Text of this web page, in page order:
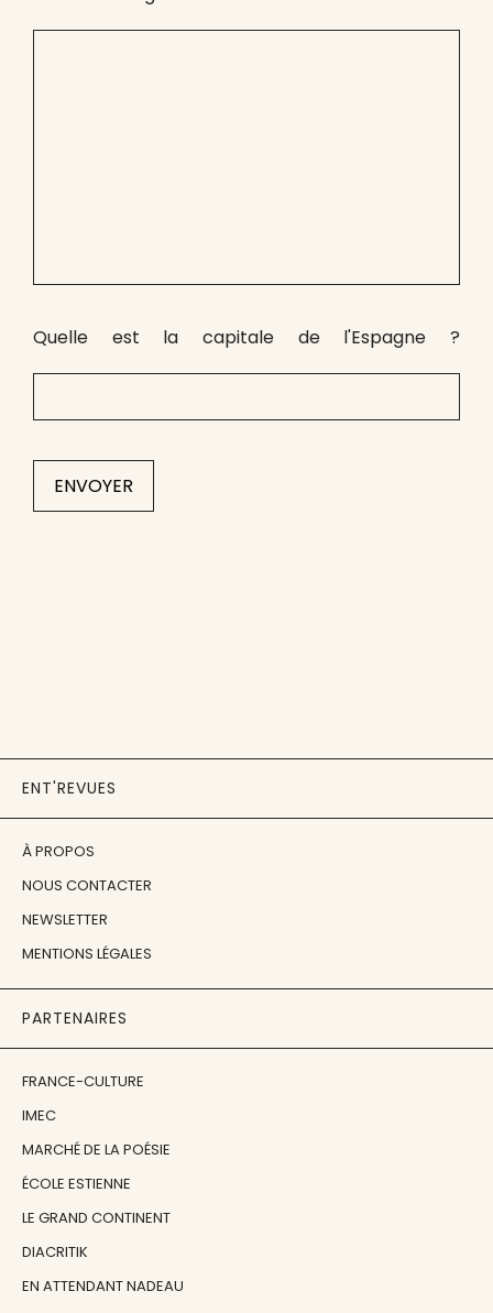
Quelle est la capitale de l'Espagne ?
ENT'REVUES
À PROPOS
NOUS CONTACTER
NEWSLETTER
MENTIONS LÉGALES
PARTENAIRES
FRANCE-CULTURE
IMEC
MARCHÉ DE LA POÉSIE
ÉCOLE ESTIENNE
LE GRAND CONTINENT
DIACRITIK
EN ATTENDANT NADEAU